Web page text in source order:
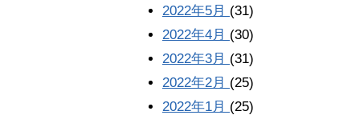
2022年5月 (31)
2022年4月 (30)
2022年3月 (31)
2022年2月 (25)
2022年1月 (25)